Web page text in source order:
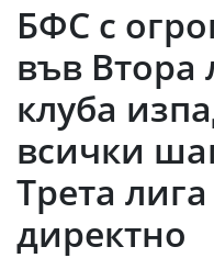
БФС с
във Втора
клуба
всички
Трета
директно